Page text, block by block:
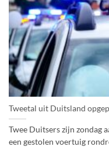
Tweetal uit Duitsland
Twee Duitsers zijn zondag
een gestolen voertuig